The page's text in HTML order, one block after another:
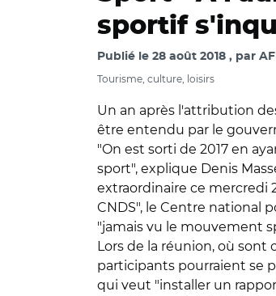
sportif
Publié le 28 août 2018 par
Tourisme, culture, loisirs
Un an après l'attribution
être entendu par le
"On est sorti de 2017 en
sport", explique Denis
extraordinaire ce mercredi
CNDS", le Centre national
"jamais vu le mouvement
Lors de la réunion, où sont
participants pourraient se
qui veut "installer un